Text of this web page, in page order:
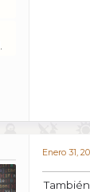
Enero 31,